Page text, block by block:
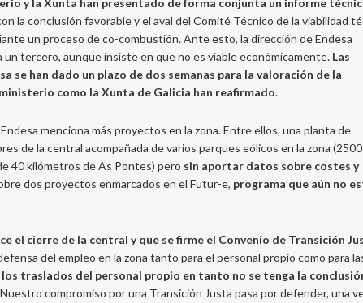
y la Xunta han presentado de forma conjunta un informe
la conclusión favorable y el aval del Comité Técnico de la viabilidad
un proceso de co-combustión. Ante esto, la dirección de Endesa
tercero, aunque insiste en que no es viable económicamente. Las
se han dado un plazo de dos semanas para la valoración de la
como la Xunta de Galicia han reafirmado.
menciona más proyectos en la zona. Entre ellos, una planta de
de la central acompañada de varios parques eólicos en la zona
40 kilómetros de As Pontes) pero sin aportar datos sobre costes y
dos proyectos enmarcados en el Futur-e, programa que aún no
el cierre de la central y que se firme el Convenio de Transición
del empleo en la zona tanto para el personal propio como para
traslados del personal propio en tanto no se tenga la
compromiso por una Transición Justa pasa por defender, una